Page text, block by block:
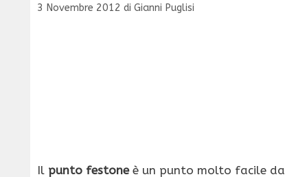
3 Novembre 2012 di Gianni Puglisi
Il punto festoneè un punto molto facile da